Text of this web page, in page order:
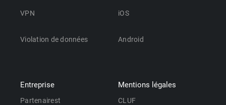
VPN
Violation de données
iOS
Android
Entreprise
Partenairest
Mentions légales
CLUF